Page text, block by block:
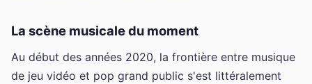
La scène musicale du moment
Au début des années 2020, la frontière entre musique
de jeu vidéo et pop grand public s'est littéralement